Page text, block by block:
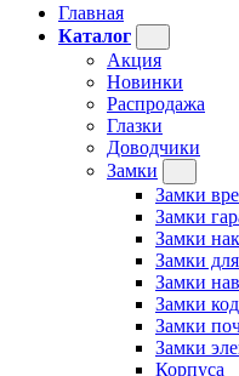
Главная
Каталог
Акция
Новинки
Распродажа
Глазки
Доводчики
Замки
Замки
Замки
Замки
Замки
Замки
Замки
Замки
Замки
Корпуса